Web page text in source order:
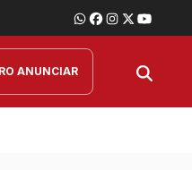
ANUNCIAR